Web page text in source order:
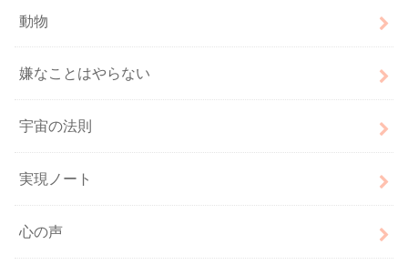
動物
嫌なことはやらない
宇宙の法則
実現ノート
心の声